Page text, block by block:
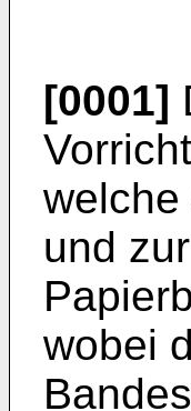
[0001]
und
wobei